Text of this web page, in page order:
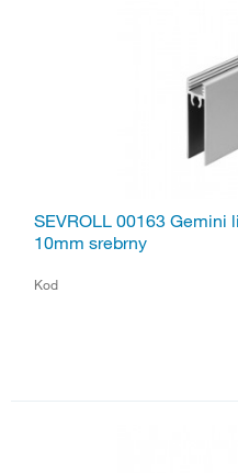
SEVROLL 00163 Gemini
10mm srebrny
Kod